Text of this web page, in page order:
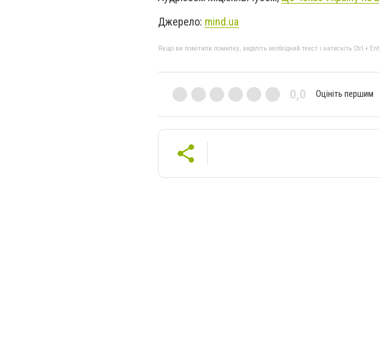
Джерело: mind.ua
Якщо ви помітили помилку, виділіть необхідний текст і натисніть Ctrl +
0,0 Оцініть першим